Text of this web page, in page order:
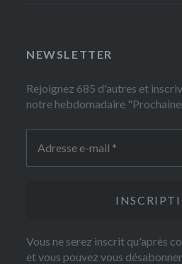
NEWSLETTER
Rejoignez 685 d'autres et
notre hebdomadaire
Vous ne serez inscrit qu'après
et vous pouvez vous